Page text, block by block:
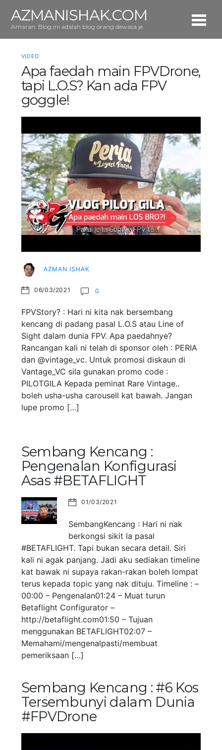
AZMANISHAK.COM
Amaran: Blog ini adalah blog orang dewasa je.
VIDEO
Apa faedah main FPVDrone,
tapi L.O.S? Kan ada FPV
goggle!
AZMAN ISHAK
06/03/2021 0
FPVStory? : Hari ni kita nak bersembang
kencang di padang pasal L.O.S atau Line of
Sight dalam dunia FPV. Apa paedahnye?
Rancangan kali ni telah di sponsor oleh : PERIA
dan @vintage_vc. Untuk promosi diskaun di
Vantage_VC sila gunakan promo code :
PILOTGILA Kepada peminat Rare Vintage..
boleh usha-usha carousell kat bawah. Jangan
lupe promo […]
Sembang Kencang :
Pengenalan Konfigurasi
Asas #BETAFLIGHT
01/03/2021
SembangKencang : Hari ni nak
berkongsi sikit la pasal
#BETAFLIGHT. Tapi bukan secara detail. Siri
kali ni agak panjang. Jadi aku sediakan timeline
kat bawak ni supaya rakan-rakan boleh lompat
terus kepada topic yang nak dituju. Timeline : –
00:00 – Pengenalan01:24 – Muat turun
Betaflight Configurator –
http://betaflight.com01:50 – Tujuan
menggunakan BETAFLIGHT02:07 –
Memahami/mengenalpasti/membuat
pemeriksaan […]
Sembang Kencang : #6 Kos
Tersembunyi dalam Dunia
#FPVDrone